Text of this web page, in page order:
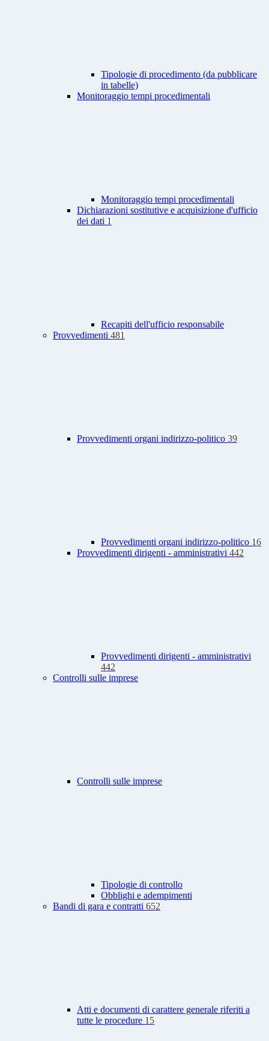
Tipologie di procedimento (da pubblicare
in tabelle)
Monitoraggio tempi procedimentali
Monitoraggio tempi procedimentali
Dichiarazioni sostitutive e acquisizione d'ufficio
dei dati 1
Recapiti dell'ufficio responsabile
Provvedimenti 481
Provvedimenti organi indirizzo-politico 39
Provvedimenti organi indirizzo-politico 16
Provvedimenti dirigenti - amministrativi 442
Provvedimenti dirigenti - amministrativi
442
Controlli sulle imprese
Controlli sulle imprese
Tipologie di controllo
Obblighi e adempimenti
Bandi di gara e contratti 652
Atti e documenti di carattere generale riferiti a
tutte le procedure 15